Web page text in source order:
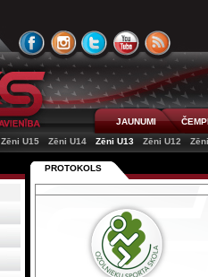
JAUNUMI
Zēni U15 Zēni U14 Zēni U13 Zēni U12
PROTOKOLS